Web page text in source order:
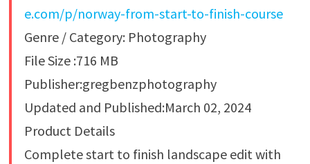
e.com/p/norway-from-start-to-finish-course
Genre / Category: Photography
File Size :716 MB
Publisher:gregbenzphotography
Updated and Published:March 02, 2024
Product Details
Complete start to finish landscape edit with